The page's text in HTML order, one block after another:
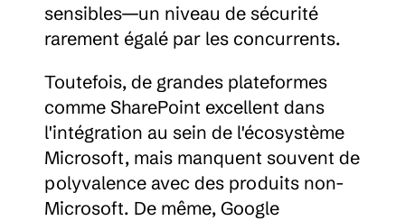
sensibles—un niveau de sécurité
rarement égalé par les concurrents.
Toutefois, de grandes plateformes
comme SharePoint excellent dans
l'intégration au sein de l'écosystème
Microsoft, mais manquent souvent de
polyvalence avec des produits non-
Microsoft. De même, Google